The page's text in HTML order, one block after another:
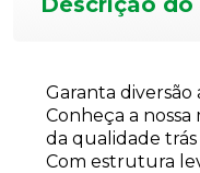
Garanta diversão
Conheça a
da qualidade
Com estrutura